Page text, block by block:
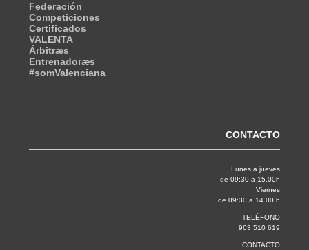
Federación
Competiciones
Certificados
VALENTA
Árbitræs
Entrenadoræs
#somValenciana
CONTACTO
Lunes a jueves
de 09:30 a 15.00h
Viernes
de 09:30 a 14.00 h
TELÉFONO
963 510 619
CONTACTO